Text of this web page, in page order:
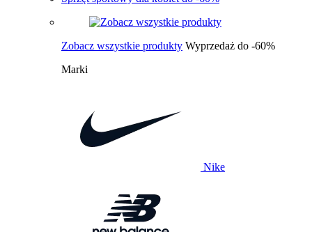
Zobacz wszystkie produkty Wyprzedaż do -60%
Marki
Nike